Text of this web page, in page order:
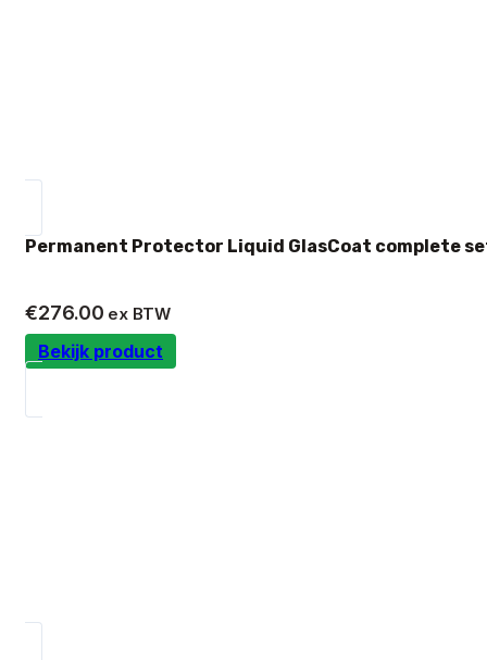
Permanent Protector Liquid GlasCoat complete
€276.00 ex BTW
Bekijk product